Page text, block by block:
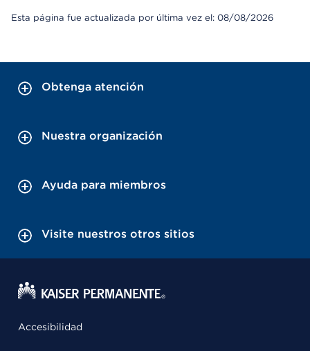
Esta página fue actualizada por última vez el: 08/08/2026
Obtenga atención
Nuestra organización
Ayuda para miembros
Visite nuestros otros sitios
Accesibilidad